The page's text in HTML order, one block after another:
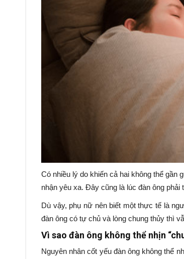
Có nhiều lý do khiến cả hai không thể gần
nhận yêu xa. Đây cũng là lúc đàn ông
Dù vậy, phụ nữ nên biết một thực tế là
đàn ông có tự chủ và lòng chung thủy thì
Vì sao đàn ông không thể nhịn
Nguyên nhân cốt yếu đàn ông không thể